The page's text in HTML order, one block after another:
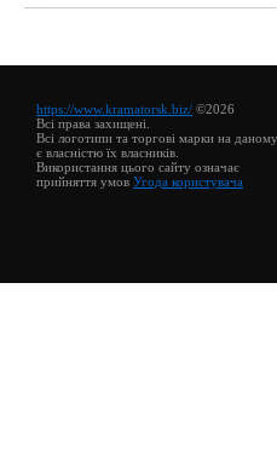
https://www.kramatorsk.biz/ ©2026
Всі права захищені.
Всі логотипи та торгові марки на даному
є власністю їх власників.
Використання цього сайту означає
прийняття умов Угода користувача